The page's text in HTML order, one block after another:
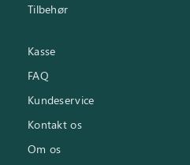
Tilbehør
Kasse
FAQ
Kundeservice
Kontakt os
Om os